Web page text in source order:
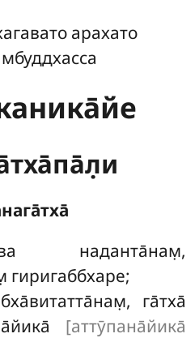
арахато
наданта̄нам̣,
гиригаббхаре;
га̄тха̄
[аттӯпана̄йика̄